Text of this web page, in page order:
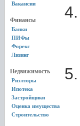
Вакансии
Финансы
Банки
ПИФы
Форекс
Лизинг
Недвижимость
Риэлторы
Ипотека
Застройщики
Оценка имущества
Строительство